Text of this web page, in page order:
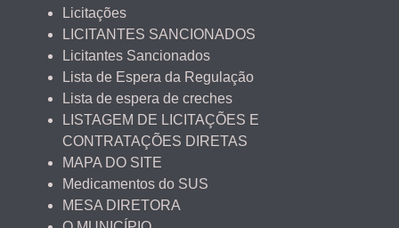
Licitações
LICITANTES SANCIONADOS
Licitantes Sancionados
Lista de Espera da Regulação
Lista de espera de creches
LISTAGEM DE LICITAÇÕES E
CONTRATAÇÕES DIRETAS
MAPA DO SITE
Medicamentos do SUS
MESA DIRETORA